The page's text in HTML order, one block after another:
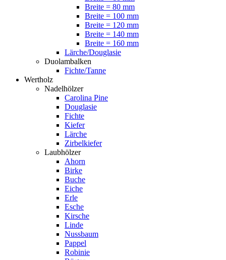
Breite = 80 mm
Breite = 100 mm
Breite = 120 mm
Breite = 140 mm
Breite = 160 mm
Lärche/Douglasie
Duolambalken
Fichte/Tanne
Wertholz
Nadelhölzer
Carolina Pine
Douglasie
Fichte
Kiefer
Lärche
Zirbelkiefer
Laubhölzer
Ahorn
Birke
Buche
Eiche
Erle
Esche
Kirsche
Linde
Nussbaum
Pappel
Robinie